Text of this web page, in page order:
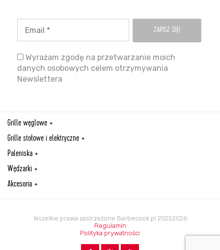
Wyrażam zgodę na przetwarzanie moich
danych osobowych celem otrzymywania
Newslettera
Grille węglowe
Grille stołowe i elektryczne
Paleniska
Wędzarki
Akcesoria
Wszelkie prawa zastrzeżone Barbecook.pl 20252026
Regulamin
Polityka prywatności